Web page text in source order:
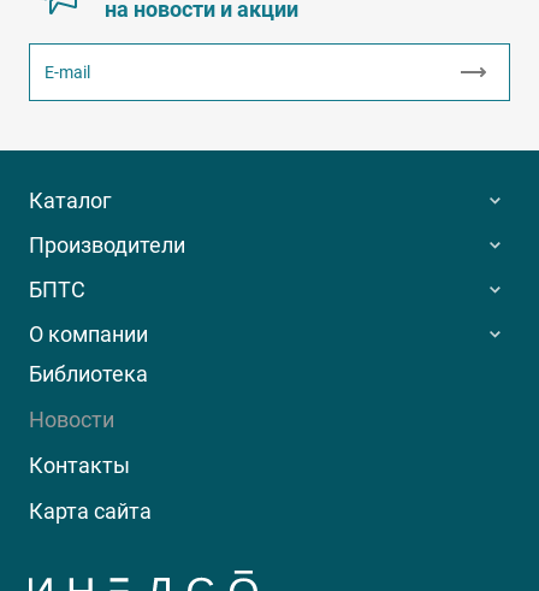
на новости и акции
Каталог
Производители
БПТС
О компании
Библиотека
Новости
Контакты
Карта сайта